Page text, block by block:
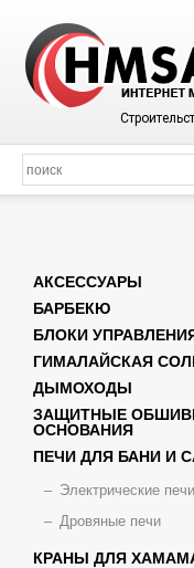
Поиск
АКСЕССУАРЫ
БАРБЕКЮ
БЛОКИ
ГИМАЛАЙСКАЯ
ДЫМОХОДЫ
ЗАЩИТНЫЕ
ОСНОВАНИЯ
ПЕЧИ ДЛЯ БАНИ И
Электрические печи
Дровяные печи
КРАНЫ ДЛЯ